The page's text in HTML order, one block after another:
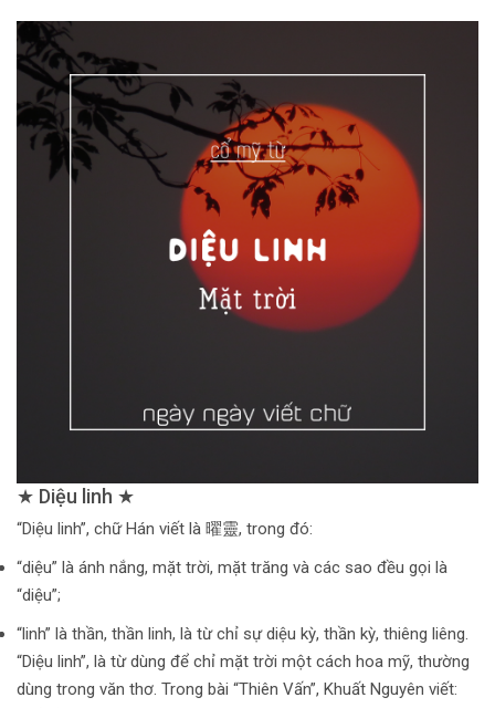
★ Diệu linh ★
“Diệu linh”, chữ Hán viết là 曜靈, trong đó:
“diệu” là ánh nắng, mặt trời, mặt trăng và các sao đều gọi là
“diệu”;
“linh” là thần, thần linh, là từ chỉ sự diệu kỳ, thần kỳ, thiêng liêng.
“Diệu linh”, là từ dùng để chỉ mặt trời một cách hoa mỹ, thường
dùng trong văn thơ. Trong bài “Thiên Vấn”, Khuất Nguyên viết: